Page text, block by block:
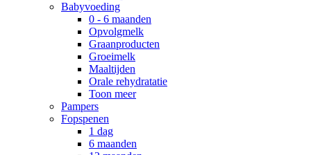
Babyvoeding
0 - 6 maanden
Opvolgmelk
Graanproducten
Groeimelk
Maaltijden
Orale rehydratatie
Toon meer
Pampers
Fopspenen
1 dag
6 maanden